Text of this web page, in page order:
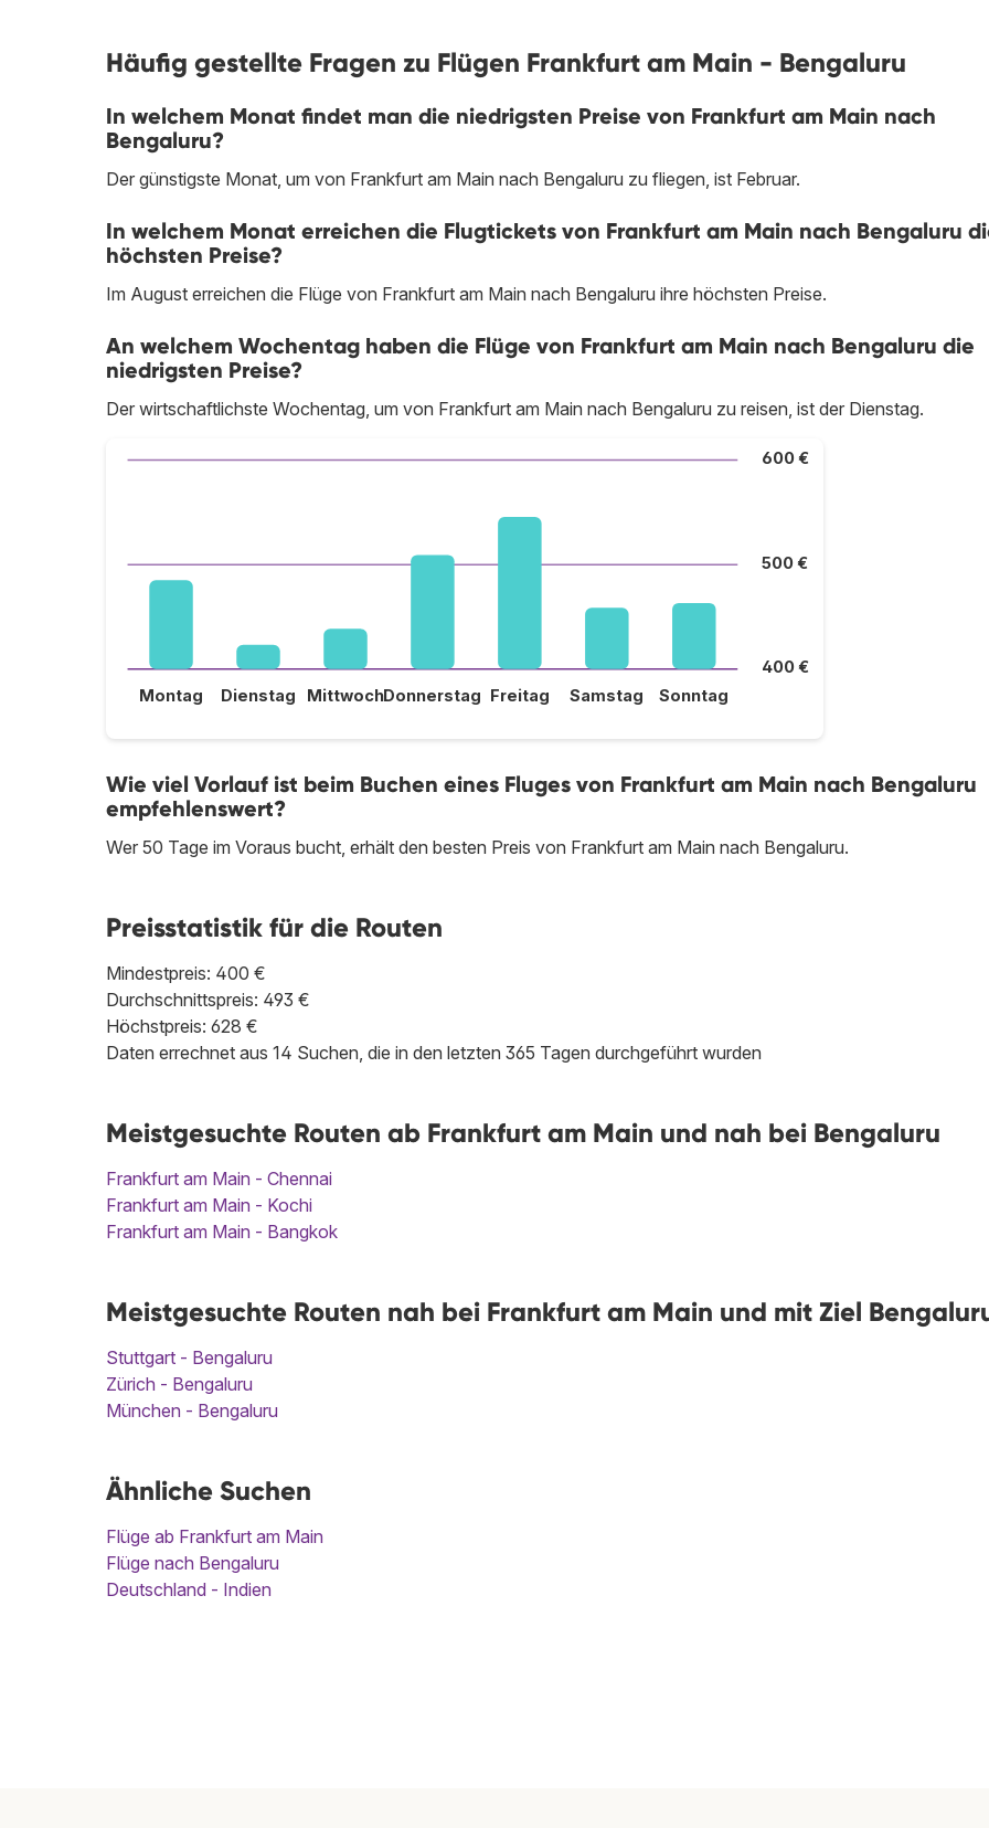
Häufig gestellte Fragen zu Flügen Frankfurt am Main - Bengaluru
In welchem Monat findet man die niedrigsten Preise von Frankfurt am Main nach
Bengaluru?
Der günstigste Monat, um von Frankfurt am Main nach Bengaluru zu fliegen, ist Februar.
In welchem Monat erreichen die Flugtickets von Frankfurt am Main nach Bengaluru
höchsten Preise?
Im August erreichen die Flüge von Frankfurt am Main nach Bengaluru ihre höchsten Preise.
An welchem Wochentag haben die Flüge von Frankfurt am Main nach Bengaluru die
niedrigsten Preise?
Der wirtschaftlichste Wochentag, um von Frankfurt am Main nach Bengaluru zu reisen, ist der Dienstag.
400 €
500 €
600 €
Montag Dienstag MittwochDonnerstag Freitag Samstag Sonntag
Wie viel Vorlauf ist beim Buchen eines Fluges von Frankfurt am Main nach Bengaluru
empfehlenswert?
Wer 50 Tage im Voraus bucht, erhält den besten Preis von Frankfurt am Main nach Bengaluru.
Preisstatistik für die Routen
Mindestpreis: 400 €
Durchschnittspreis: 493 €
Höchstpreis: 628 €
Daten errechnet aus 14 Suchen, die in den letzten 365 Tagen durchgeführt wurden
Meistgesuchte Routen ab Frankfurt am Main und nah bei Bengaluru
Frankfurt am Main - Chennai
Frankfurt am Main - Kochi
Frankfurt am Main - Bangkok
Meistgesuchte Routen nah bei Frankfurt am Main und mit Ziel
Stuttgart - Bengaluru
Zürich - Bengaluru
München - Bengaluru
Ähnliche Suchen
Flüge ab Frankfurt am Main
Flüge nach Bengaluru
Deutschland - Indien